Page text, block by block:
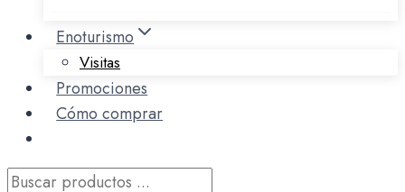
Enoturismo
Visitas
Promociones
Cómo comprar
Búsqueda